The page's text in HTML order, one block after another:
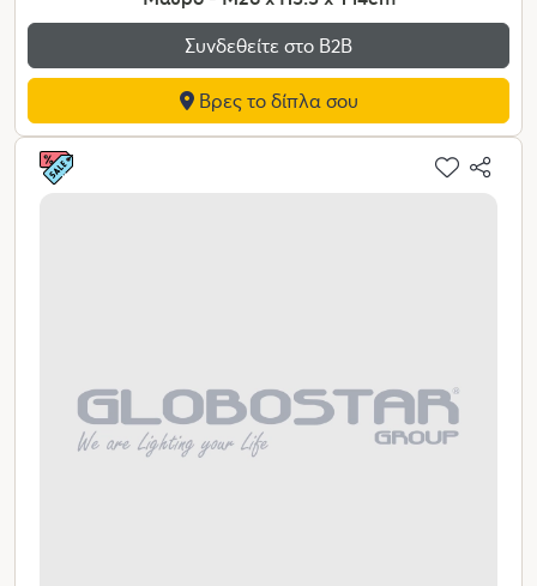
Συνδεθείτε στο Β2Β
Βρες το δίπλα σου